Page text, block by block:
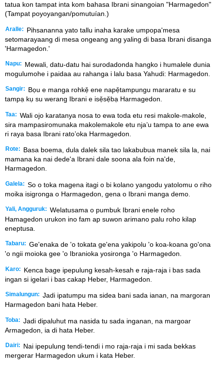
tatua kon tampat inta kom bahasa Ibrani sinangoian "Harmagedon"
(Tampat poyoyangan/pomutuían.)
Aralle:
Pihsananna yato tallu inaha karake umpopa'mesa
setomarayaang di mesa ongeang ang yaling di basa Ibrani disanga
'Harmagedon.'
Napu:
Mewali, datu-datu hai surodadonda hangko i humalele dunia
mogulumohe i paidaa au rahanga i lalu basa Yahudi: Harmagedon.
Sangir:
Bọu e manga rohkẹ̌ ene napẹ̌tampungu mararatu e su
tampạ kụ su werang Ibrani e isẹ̌sẹ̌bạ Harmagedon.
Taa: Wali ojo karatanya nosa to ewa toda etu resi makole-makole,
sira mampasiromunaka makolemakole etu nja’u tampa to ane ewa
ri raya basa Ibrani rato’oka Harmagedon.
Rote:
Basa boema, dula dalek sila tao lakabubua manek sila la, nai
mamana ka nai dede'a Ibrani dale soona ala foin na'de,
Harmagedon.
Galela: So o toka magena itagi o bi kolano yangodu yatolomu o riho
moika isigronga o Harmagedon, gena o Ibrani manga demo.
Yali, Angguruk: Welatusama o pumbuk Ibrani enele roho
Hamagedon urukon ino fam ap suwon arimano palu roho kilap
eneptusa.
Tabaru: Ge'enaka de 'o tokata ge'ena yakipolu 'o koa-koana go'ona
'o ngii moioka gee 'o Ibranioka yosironga 'o Harmagedon.
Karo:
Kenca bage ipepulung kesah-kesah e raja-raja i bas sada
ingan si igelari i bas cakap Heber, Harmagedon.
Simalungun: Jadi ipatumpu ma sidea bani sada ianan, na margoran
Harmagedon bani hata Heber.
Toba: Jadi dipaluhut ma nasida tu sada inganan, na margoar
Armagedon, ia di hata Heber.
Dairi:
Nai ipepulung tendi-tendi i mo raja-raja i mi sada bekkas
mergerar Harmagedon ukum i kata Heber.